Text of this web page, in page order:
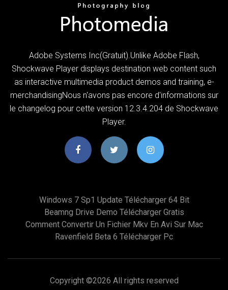
Adobe Systems Inc(Gratuit).Unlike Adobe Flash,
Shockwave Player displays destination web content such
as interactive multimedia product demos and training, e-
merchandisingNous n'avons pas encore d'informations sur
le changelog pour cette version 12.3.4.204 de Shockwave
Player.
Windows 7 Sp1 Update Télécharger 64 Bit
Beamng Drive Demo Télécharger Gratis
Comment Convertir Un Fichier Mkv En Avi Sur Mac
Ravenfield Beta 6 Télécharger Pc
Copyright ©2026 All rights reserved